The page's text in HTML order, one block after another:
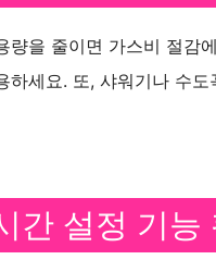
량을 줄이면 가스비 절감
하세요. 또, 샤워기나 수
간 설정 기능